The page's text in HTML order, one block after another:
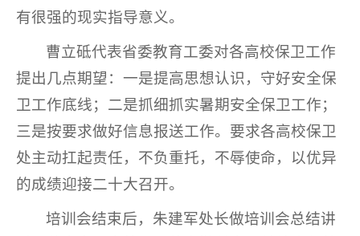
有很强的现实指导意义。
曹立砥代表省委教育工委对各高校保卫工作
提出几点期望：一是提高思想认识，守好安全保
卫工作底线；二是抓细抓实暑期安全保卫工作；
三是按要求做好信息报送工作。要求各高校保卫
处主动扛起责任，不负重托，不辱使命，以优异
的成绩迎接二十大召开。
培训会结束后，朱建军处长做培训会总结讲